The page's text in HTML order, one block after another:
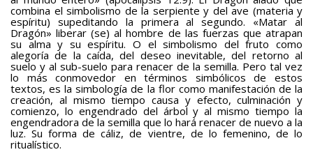
combina el simbolismo de la serpiente y del ave (materia y
espíritu) supeditando la primera al segundo. «Matar al
Dragón» liberar (se) al hombre de las fuerzas que atrapan
su alma y su espíritu. O el simbolismo del fruto como
alegoría de la caída, del deseo inevitable, del retorno al
suelo y al sub-suelo para renacer de la semilla. Pero tal vez
lo más conmovedor en términos simbólicos de estos
textos, es la simbología de la flor como manifestación de la
creación, al mismo tiempo causa y efecto, culminación y
comienzo, lo engendrado del árbol y al mismo tiempo la
engendradora de la semilla que lo hará renacer de nuevo a la
luz. Su forma de cáliz, de vientre, de lo femenino, de lo
ritualístico.